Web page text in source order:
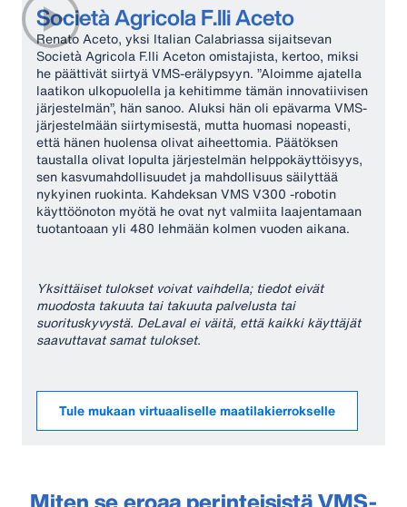
Società Agricola F.lli Aceto
Renato Aceto, yksi Italian Calabriassa sijaitsevan
Società Agricola F.lli Aceton omistajista, kertoo, miksi
he päättivät siirtyä VMS-erälypsyyn. ”Aloimme ajatella
laatikon ulkopuolella ja kehitimme tämän innovatiivisen
järjestelmän”, hän sanoo. Aluksi hän oli epävarma VMS-
järjestelmään siirtymisestä, mutta huomasi nopeasti,
että hänen huolensa olivat aiheettomia. Päätöksen
taustalla olivat lopulta järjestelmän helppokäyttöisyys,
sen kasvumahdollisuudet ja mahdollisuus säilyttää
nykyinen ruokinta. Kahdeksan VMS V300 -robotin
käyttöönoton myötä he ovat nyt valmiita laajentamaan
tuotantoaan yli 480 lehmään kolmen vuoden aikana.
Yksittäiset tulokset voivat vaihdella; tiedot eivät
muodosta takuuta tai takuuta palvelusta tai
suorituskyvystä. DeLaval ei väitä, että kaikki käyttäjät
saavuttavat samat tulokset.
Tule mukaan virtuaaliselle maatilakierrokselle